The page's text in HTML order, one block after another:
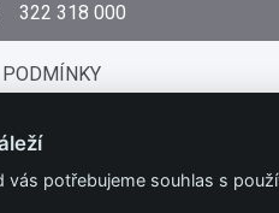
322 318 000
PODMÍNKY
podmínky
cookies
vás potřebujeme souhlas s